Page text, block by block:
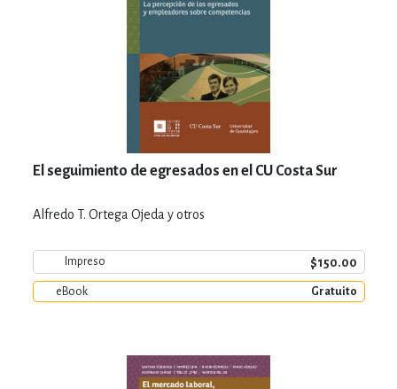
El seguimiento de egresados en el CU Costa Sur
Alfredo T. Ortega Ojeda y otros
Impreso $150.00
eBook Gratuito